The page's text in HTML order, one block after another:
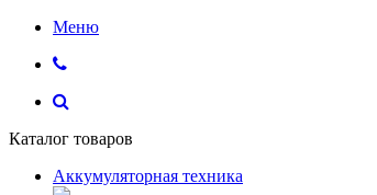
Меню
Каталог товаров
Аккумуляторная техника